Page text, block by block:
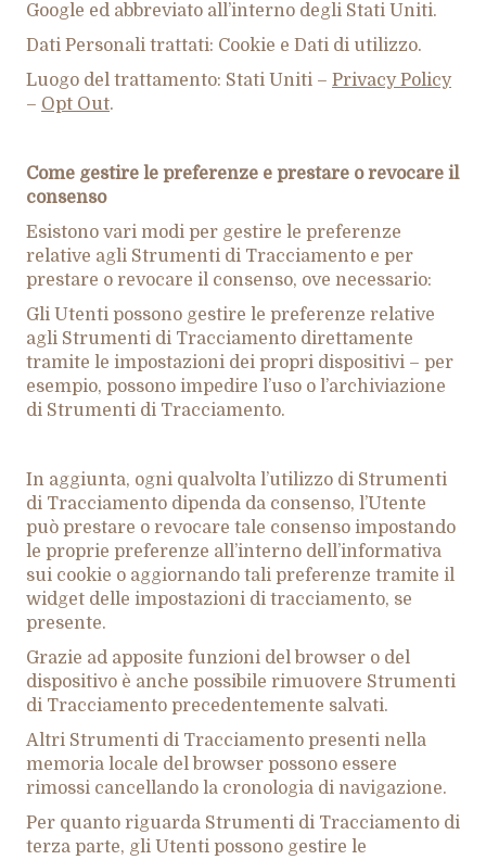
Google ed abbreviato all’interno degli Stati Uniti.
Dati Personali trattati: Cookie e Dati di utilizzo.
Luogo del trattamento: Stati Uniti – Privacy Policy
– Opt Out.
Come gestire le preferenze e prestare o revocare il
consenso
Esistono vari modi per gestire le preferenze
relative agli Strumenti di Tracciamento e per
prestare o revocare il consenso, ove necessario:
Gli Utenti possono gestire le preferenze relative
agli Strumenti di Tracciamento direttamente
tramite le impostazioni dei propri dispositivi – per
esempio, possono impedire l’uso o l’archiviazione
di Strumenti di Tracciamento.
In aggiunta, ogni qualvolta l’utilizzo di Strumenti
di Tracciamento dipenda da consenso, l’Utente
può prestare o revocare tale consenso impostando
le proprie preferenze all’interno dell’informativa
sui cookie o aggiornando tali preferenze tramite il
widget delle impostazioni di tracciamento, se
presente.
Grazie ad apposite funzioni del browser o del
dispositivo è anche possibile rimuovere Strumenti
di Tracciamento precedentemente salvati.
Altri Strumenti di Tracciamento presenti nella
memoria locale del browser possono essere
rimossi cancellando la cronologia di navigazione.
Per quanto riguarda Strumenti di Tracciamento di
terza parte, gli Utenti possono gestire le